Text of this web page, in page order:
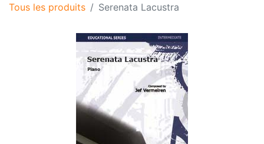
Tous les produits Serenata Lacustra